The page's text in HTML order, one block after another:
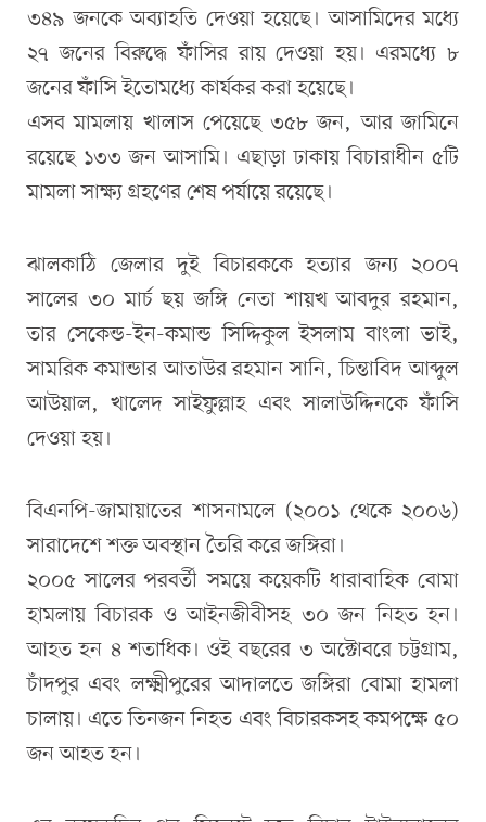
৩৪৯ জনকে অব্যাহতি দেওয়া হয়েছে। আসামিদের মধ্যে
২৭ জনের বিরুদ্ধে ফাঁসির রায় দেওয়া হয়। এরমধ্যে ৮
জনের ফাঁসি ইতোমধ্যে কার্যকর করা হয়েছে।
এসব মামলায় খালাস পেয়েছে ৩৫৮ জন, আর জামিনে
রয়েছে ১৩৩ জন আসামি। এছাড়া ঢাকায় বিচারাধীন ৫টি
মামলা সাক্ষ্য গ্রহণের শেষ পর্যায়ে রয়েছে।
ঝালকাঠি জেলার দুই বিচারককে হত্যার জন্য ২০০৭
সালের ৩০ মার্চ ছয় জঙ্গি নেতা শায়খ আবদুর রহমান,
তার সেকেন্ড-ইন-কমান্ড সিদ্দিকুল ইসলাম বাংলা ভাই,
সামরিক কমান্ডার আতাউর রহমান সানি, চিন্তাবিদ আব্দুল
আউয়াল, খালেদ সাইফুল্লাহ এবং সালাউদ্দিনকে ফাঁসি
দেওয়া হয়।
বিএনপি-জামায়াতের শাসনামলে (২০০১ থেকে ২০০৬)
সারাদেশে শক্ত অবস্থান তৈরি করে জঙ্গিরা।
২০০৫ সালের পরবর্তী সময়ে কয়েকটি ধারাবাহিক বোমা
হামলায় বিচারক ও আইনজীবীসহ ৩০ জন নিহত হন।
আহত হন ৪ শতাধিক। ওই বছরের ৩ অক্টোবরে চট্টগ্রাম,
চাঁদপুর এবং লক্ষ্মীপুরের আদালতে জঙ্গিরা বোমা হামলা
চালায়। এতে তিনজন নিহত এবং বিচারকসহ কমপক্ষে ৫০
জন আহত হন।